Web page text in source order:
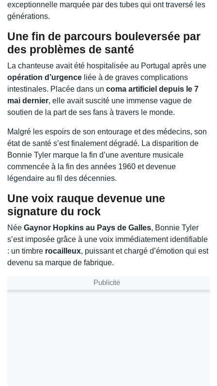
exceptionnelle marquée par des tubes qui ont traversé les
générations.
Une fin de parcours bouleversée par
des problèmes de santé
La chanteuse avait été hospitalisée au Portugal après une
opération d’urgence liée à de graves complications
intestinales. Placée dans un coma artificiel depuis le 7
mai dernier, elle avait suscité une immense vague de
soutien de la part de ses fans à travers le monde.
Malgré les espoirs de son entourage et des médecins, son
état de santé s’est finalement dégradé. La disparition de
Bonnie Tyler marque la fin d’une aventure musicale
commencée à la fin des années 1960 et devenue
légendaire au fil des décennies.
Une voix rauque devenue une
signature du rock
Née Gaynor Hopkins au Pays de Galles, Bonnie Tyler
s’est imposée grâce à une voix immédiatement identifiable
: un timbre rocailleux, puissant et chargé d’émotion qui est
devenu sa marque de fabrique.
Publicité